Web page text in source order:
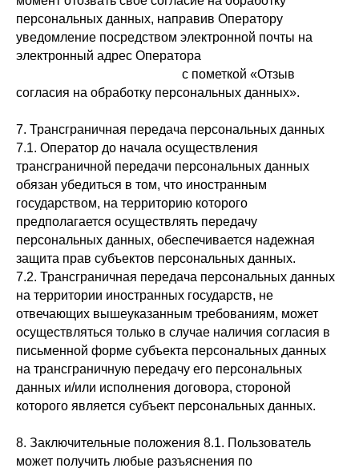
персональных данных, направив Оператору
уведомление посредством электронной почты на
электронный адрес Оператора
с пометкой «Отзыв
согласия на обработку персональных данных».
7. Трансграничная передача персональных данных
7.1. Оператор до начала осуществления
трансграничной передачи персональных данных
обязан убедиться в том, что иностранным
государством, на территорию которого
предполагается осуществлять передачу
персональных данных, обеспечивается надежная
защита прав субъектов персональных данных.
7.2. Трансграничная передача персональных данных
на территории иностранных государств, не
отвечающих вышеуказанным требованиям, может
осуществляться только в случае наличия согласия в
письменной форме субъекта персональных данных
на трансграничную передачу его персональных
данных и/или исполнения договора, стороной
которого является субъект персональных данных.
8. Заключительные положения 8.1. Пользователь
может получить любые разъяснения по